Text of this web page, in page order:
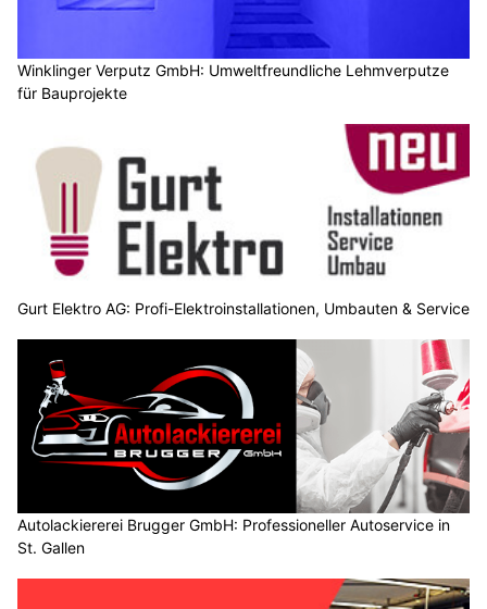
Winklinger Verputz GmbH: Umweltfreundliche Lehmverputze
für Bauprojekte
Gurt Elektro AG: Profi-Elektroinstallationen, Umbauten & Service
Autolackiererei Brugger GmbH: Professioneller Autoservice in
St. Gallen